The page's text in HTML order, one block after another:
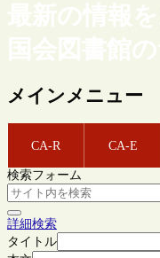
最新の情報
国会図書館
メインメニュー
CA-R CA-E
検索フォーム
詳細検索
タイトル